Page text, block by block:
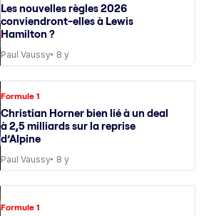
Les nouvelles règles 2026
conviendront-elles à Lewis
Hamilton ?
Paul Vaussy 8 y
Formule 1
Christian Horner bien lié à un deal
à 2,5 milliards sur la reprise
d’Alpine
Paul Vaussy 8 y
Formule 1